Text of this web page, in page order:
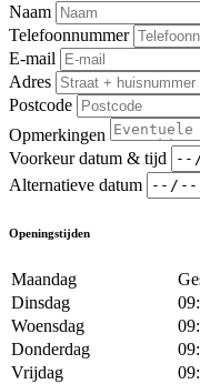
Naam
Telefoonnummer
E-mail
Adres
Postcode
Opmerkingen
Voorkeur datum & tijd
Alternatieve datum
Openingstijden
Maandag
Dinsdag
Woensdag
Donderdag
Vrijdag